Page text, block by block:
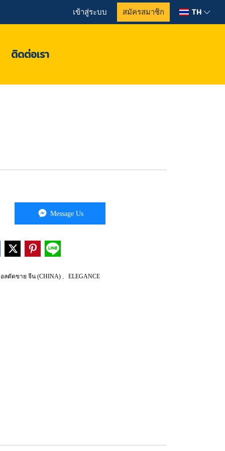
เข้าสู่ระบบ สมัครสมาชิก TH
ติดต่อเรา
Message Us
ลตัดขาย จีน (CHINA) ELEGANCE